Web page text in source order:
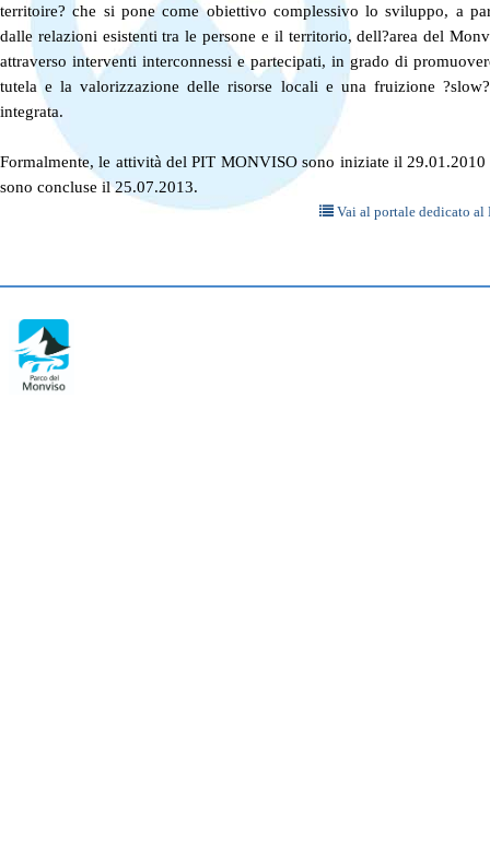
territoire? che si pone come obiettivo complessivo lo sviluppo, a
dalle relazioni esistenti tra le persone e il territorio, dell?area del
attraverso interventi interconnessi e partecipati, in grado di
tutela e la valorizzazione delle risorse locali e una fruizione
integrata.
Formalmente, le attività del PIT MONVISO sono iniziate il 29.01.2010
sono concluse il 25.07.2013.
Vai al portale dedicato al